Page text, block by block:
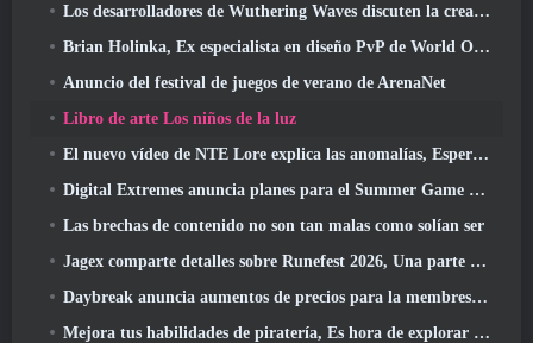
Los desarrolladores de Wuthering Waves discuten la creación de la secuencia de batalla Lahai-Roi Mech
Brian Holinka, Ex especialista en diseño PvP de World Of Warcraft, Se une al equipo MMO de League Of Legends
Anuncio del festival de juegos de verano de ArenaNet
Libro de arte Los niños de la luz
El nuevo vídeo de NTE Lore explica las anomalías, Esperar, Y cómo una organización "secreta" lo rastrea todo
Digital Extremes anuncia planes para el Summer Game Fest
Las brechas de contenido no son tan malas como solían ser
Jagex comparte detalles sobre Runefest 2026, Una parte de la celebración del 25 aniversario de RuneScape IP
Daybreak anuncia aumentos de precios para la membresía VIP de Lord Of The Rings Online
Mejora tus habilidades de piratería, Es hora de explorar Night City en Wuthering Waves